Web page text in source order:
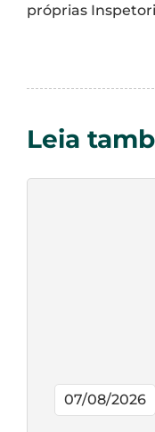
próprias
Leia
07/08/2026